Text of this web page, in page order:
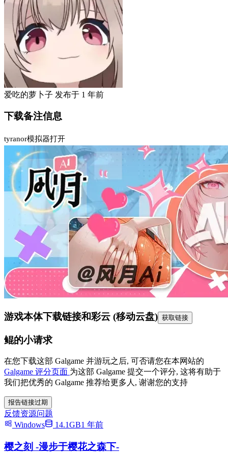
爱吃的萝卜子 发布于 1 年前
下载备注信息
tyranor模拟器打开
游戏本体下载链接和彩云 (移动云盘) 获取链接
鲲的小请求
在您下载这部 Galgame 并游玩之后, 可否请您在本网站的
Galgame 评分页面 为这部 Galgame 提交一个评分, 这将有助于
我们把优秀的 Galgame 推荐给更多人, 谢谢您的支持
报告链接过期
反馈资源问题
Windows
14.1GB1 年前
樱之刻 -漫步于樱花之森下-